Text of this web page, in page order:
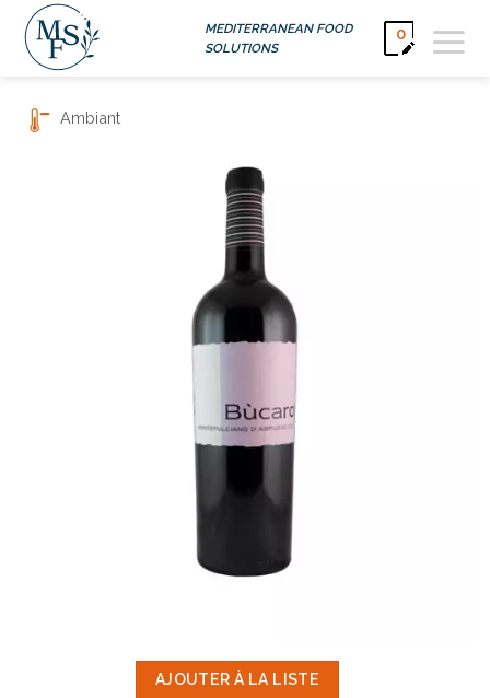
Passer
contenu
MEDITERRANEAN FOOD
SOLUTIONS
0
Ambiant
AJOUTER À LA LISTE